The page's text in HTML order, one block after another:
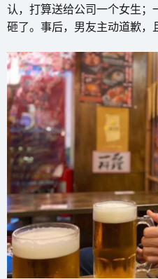
认，打算送给公司一个女生
砸了。事后，男友主动道歉，